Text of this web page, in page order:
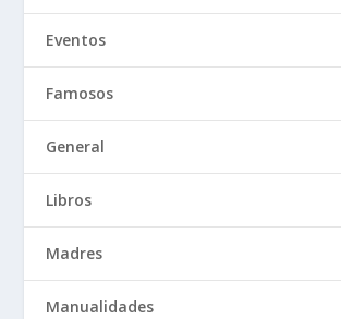
Eventos
Famosos
General
Libros
Madres
Manualidades